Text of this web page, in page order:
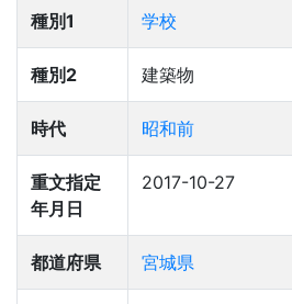
種別1 学校
種別2 建築物
時代 昭和前
重文指定
年月日
2017-10-27
都道府県 宮城県